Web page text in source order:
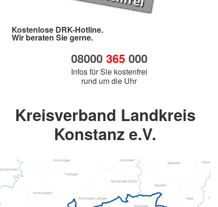
Kostenlose DRK-Hotline.
Wir beraten Sie gerne.
08000 365000
Infos für Sie kostenfrei
rund um die Uhr
Kreisverband Landkreis
Konstanz e.V.